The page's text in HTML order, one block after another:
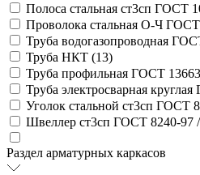
Полоса стальная ст3сп ГОСТ
Проволока стальная О-Ч
Труба водогазопроводная
Труба НКТ (13)
Труба профильная ГОСТ
Труба электросварная
Уголок стальной ст3сп ГОСТ
Швеллер ст3сп ГОСТ 8240-97
Раздел арматурных каркасов